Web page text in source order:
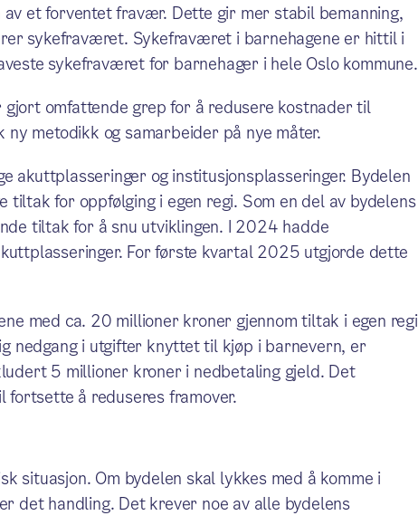
et forventet fravær. Dette gir mer stabil bemanning,
sykefraværet. Sykefraværet i barnehagene er hittil i
sykefraværet for barnehager i hele Oslo kommune.
omfattende grep for å redusere kostnader til
metodikk og samarbeider på nye måter.
akuttplasseringer og institusjonsplasseringer. Bydelen
for oppfølging i egen regi. Som en del av bydelens
tiltak for å snu utviklingen. I 2024 hadde
For første kvartal 2025 utgjorde dette
med ca. 20 millioner kroner gjennom tiltak i egen regi
i utgifter knyttet til kjøp i barnevern, er
5 millioner kroner i nedbetaling gjeld. Det
å reduseres framover.
situasjon. Om bydelen skal lykkes med å komme i
det handling. Det krever noe av alle bydelens